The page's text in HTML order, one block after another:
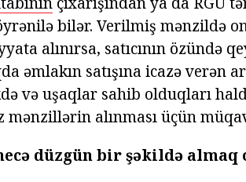
bilər. Verilmiş mənzildə
alınırsa, satıcının özündə
əmlakın satışına icazə verən
və uşaqlar sahib olduqları
mənzillərin alınması üçün
düzgün bir şəkildə almaq